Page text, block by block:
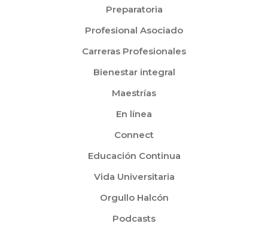
Preparatoria
Profesional Asociado
Carreras Profesionales
Bienestar integral
Maestrías
En línea
Connect
Educación Continua
Vida Universitaria
Orgullo Halcón
Podcasts